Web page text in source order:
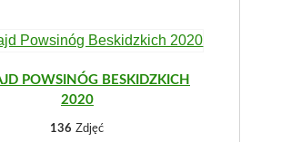
POWSINÓG BESKIDZKICH
2020
136 Zdjęć